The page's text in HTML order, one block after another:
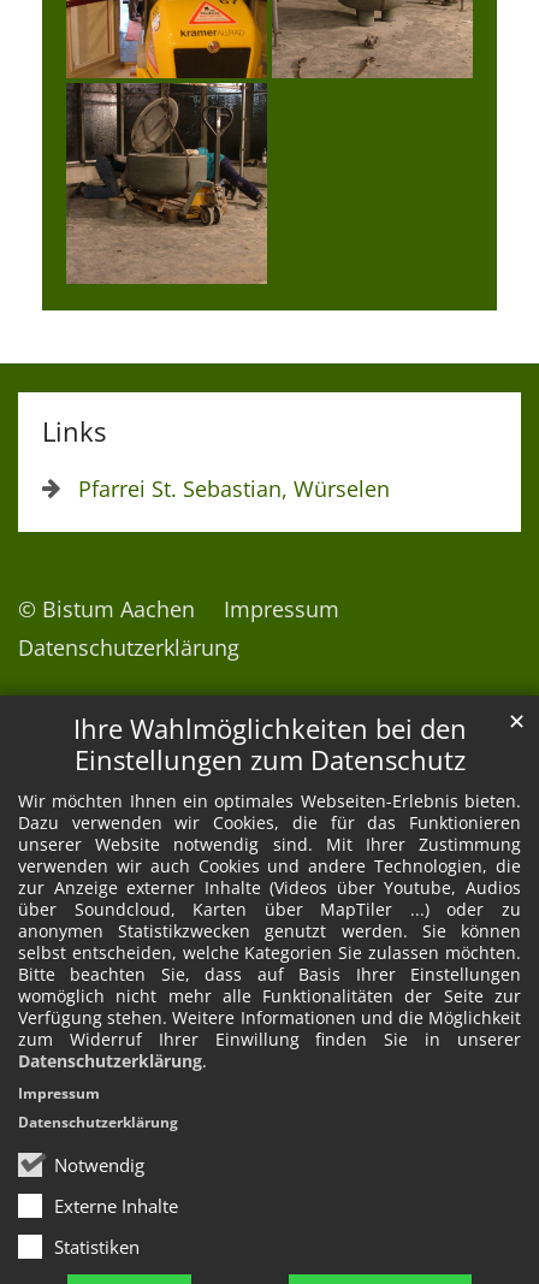
Ihre Wahlmöglichkeiten bei den
Einstellungen zum Datenschutz
Wir möchten Ihnen ein optimales Webseiten-Erlebnis bieten.
Dazu verwenden wir Cookies, die für das Funktionieren
unserer Website notwendig sind. Mit Ihrer Zustimmung
verwenden wir auch Cookies und andere Technologien, die
zur Anzeige externer Inhalte (Videos über Youtube, Audios
über Soundcloud, Karten über MapTiler ...) oder zu
anonymen Statistikzwecken genutzt werden. Sie können
selbst entscheiden, welche Kategorien Sie zulassen möchten.
Bitte beachten Sie, dass auf Basis Ihrer Einstellungen
womöglich nicht mehr alle Funktionalitäten der Seite zur
Verfügung stehen. Weitere Informationen und die Möglichkeit
zum Widerruf Ihrer Einwillung finden Sie in unserer
Datenschutzerklärung.
Notwendig
Externe Inhalte
Statistiken
✕
Impressum
Datenschutzerklärung
Links
Pfarrei St. Sebastian, Würselen
© Bistum Aachen
Impressum
Datenschutzerklärung